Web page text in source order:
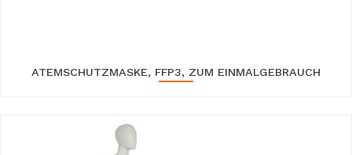
ATEMSCHUTZMASKE, FFP3, ZUM EINMALGEBRAUCH